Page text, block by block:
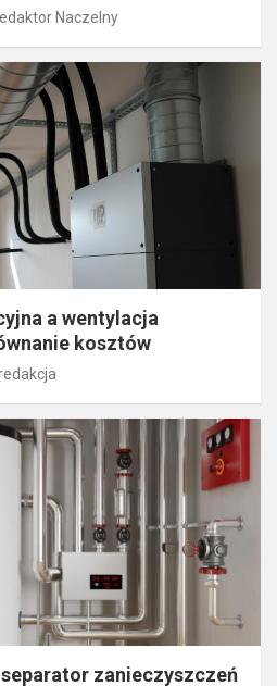
Naczelny
a wentylacja
kosztów
zanieczyszczeń